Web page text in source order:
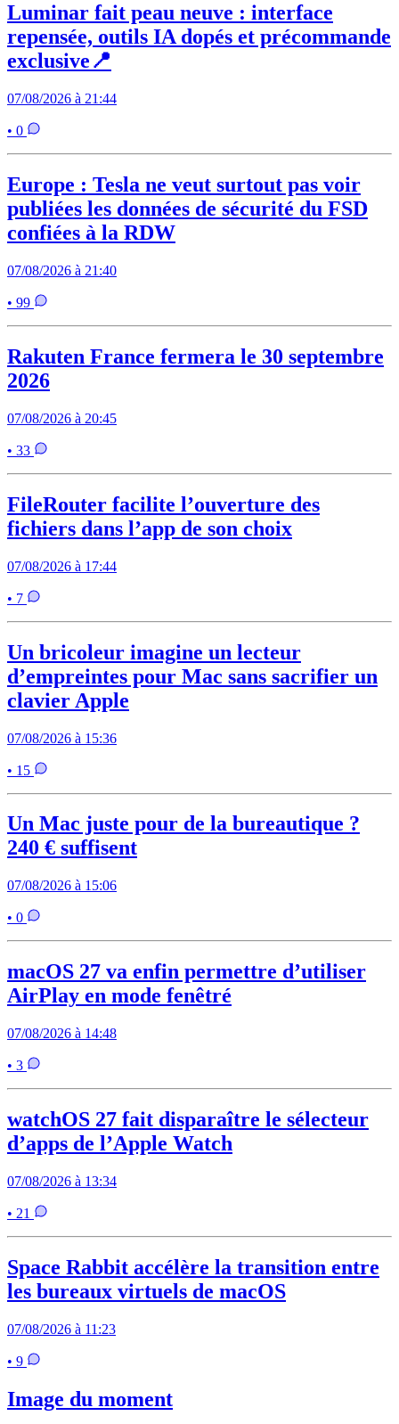
Luminar fait peau neuve : interface
repensée, outils IA dopés et précommande
exclusive📍
07/08/2026 à 21:44
• 0
Europe : Tesla ne veut surtout pas voir
publiées les données de sécurité du FSD
confiées à la RDW
07/08/2026 à 21:40
• 99
Rakuten France fermera le 30 septembre
2026
07/08/2026 à 20:45
• 33
FileRouter facilite l’ouverture des
fichiers dans l’app de son choix
07/08/2026 à 17:44
• 7
Un bricoleur imagine un lecteur
d’empreintes pour Mac sans sacrifier un
clavier Apple
07/08/2026 à 15:36
• 15
Un Mac juste pour de la bureautique ?
240 € suffisent
07/08/2026 à 15:06
• 0
macOS 27 va enfin permettre d’utiliser
AirPlay en mode fenêtré
07/08/2026 à 14:48
• 3
watchOS 27 fait disparaître le sélecteur
d’apps de l’Apple Watch
07/08/2026 à 13:34
• 21
Space Rabbit accélère la transition entre
les bureaux virtuels de macOS
07/08/2026 à 11:23
• 9
Image du moment